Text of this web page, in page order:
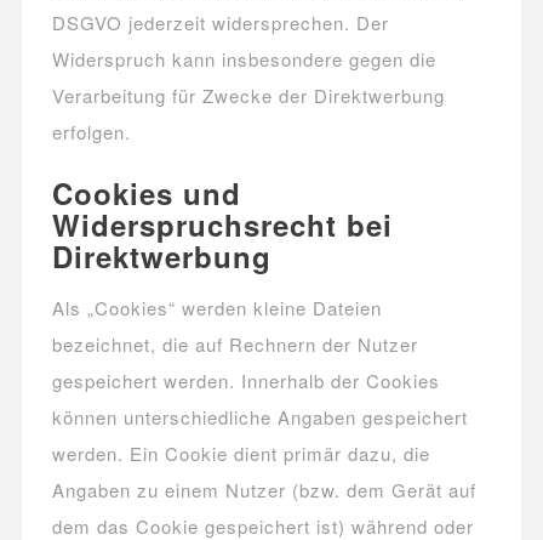
DSGVO jederzeit widersprechen. Der
Widerspruch kann insbesondere gegen die
Verarbeitung für Zwecke der Direktwerbung
erfolgen.
Cookies und
Widerspruchsrecht bei
Direktwerbung
Als „Cookies“ werden kleine Dateien
bezeichnet, die auf Rechnern der Nutzer
gespeichert werden. Innerhalb der Cookies
können unterschiedliche Angaben gespeichert
werden. Ein Cookie dient primär dazu, die
Angaben zu einem Nutzer (bzw. dem Gerät auf
dem das Cookie gespeichert ist) während oder